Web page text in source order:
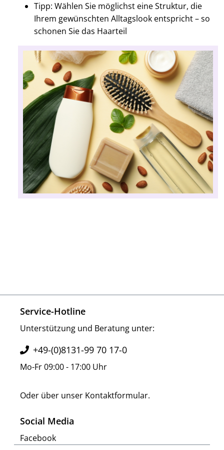
Tipp: Wählen Sie möglichst eine Struktur, die
Ihrem gewünschten Alltagslook entspricht – so
schonen Sie das Haarteil
Service-Hotline
Unterstützung und Beratung unter:
+49-(0)8131-99 70 17-0
Mo-Fr 09:00 - 17:00 Uhr
Oder über unser Kontaktformular.
Social Media
Facebook